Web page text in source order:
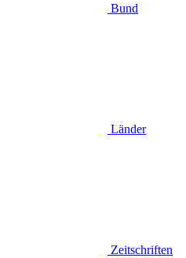
Bund
Länder
Zeitschriften